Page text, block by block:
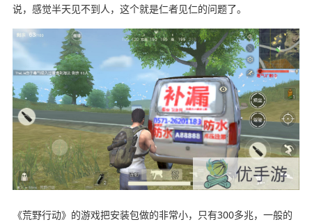
说，感觉半天见不到人，这个就是仁者见仁的问题了。
《荒野行动》的游戏把安装包做的非常小，只有300多兆，一般的